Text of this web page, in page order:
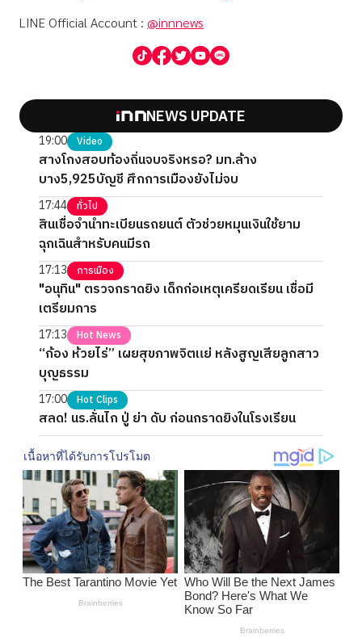
LINE Official Account : @innnews
NEWS UPDATE
19:00 Video
สางโกงสอบท้องถิ่นจบจริงหรอ? มท.ล้าง
บาง5,925บัญชี ศึกการเมืองยังไม่จบ
17:44 ทั่วไป
สินเชื่อจำนำทะเบียนรถยนต์ ตัวช่วยหมุนเงินใช้ยาม
ฉุกเฉินสำหรับคนมีรถ
17:13 การเมือง
"อนุทิน" ตรวจกราดยิง เด็กก่อเหตุเครียดเรียน เชื่อมี
เตรียมการ
17:13 Hot News
“ก้อง ห้วยไร่” เผยสุขภาพจิตแย่ หลังสูญเสียลูกสาว
บุญธรรม
17:00 Hot Clips
สลด! นร.ลั่นไก ปู่ ย่า ดับ ก่อนกราดยิงในโรงเรียน